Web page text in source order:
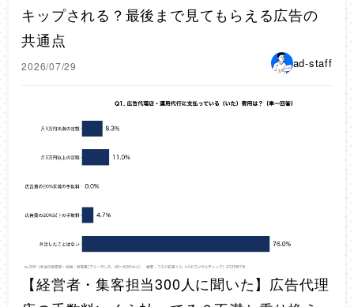
キップされる？最後まで見てもらえる広告の
共通点
2026/07/29 ad-staff
【経営者・集客担当300人に聞いた】広告代理